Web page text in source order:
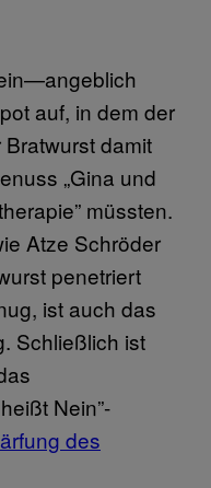
auf, in dem der
damit
„Gina und
müssten.
Atze Schröder
penetriert
ist auch das
Schließlich ist
Nein”-
des